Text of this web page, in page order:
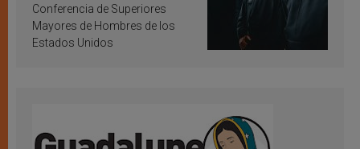
Conferencia de Superiores
Mayores de Hombres de los
Estados Unidos